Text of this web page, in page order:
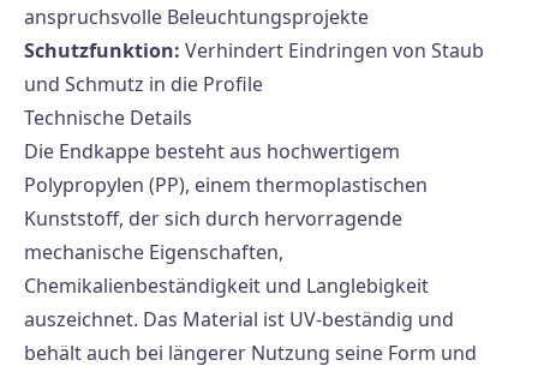
anspruchsvolle Beleuchtungsprojekte
Schutzfunktion: Verhindert Eindringen von Staub
und Schmutz in die Profile
Technische Details
Die Endkappe besteht aus hochwertigem
Polypropylen (PP), einem thermoplastischen
Kunststoff, der sich durch hervorragende
mechanische Eigenschaften,
Chemikalienbeständigkeit und Langlebigkeit
auszeichnet. Das Material ist UV-beständig und
behält auch bei längerer Nutzung seine Form und